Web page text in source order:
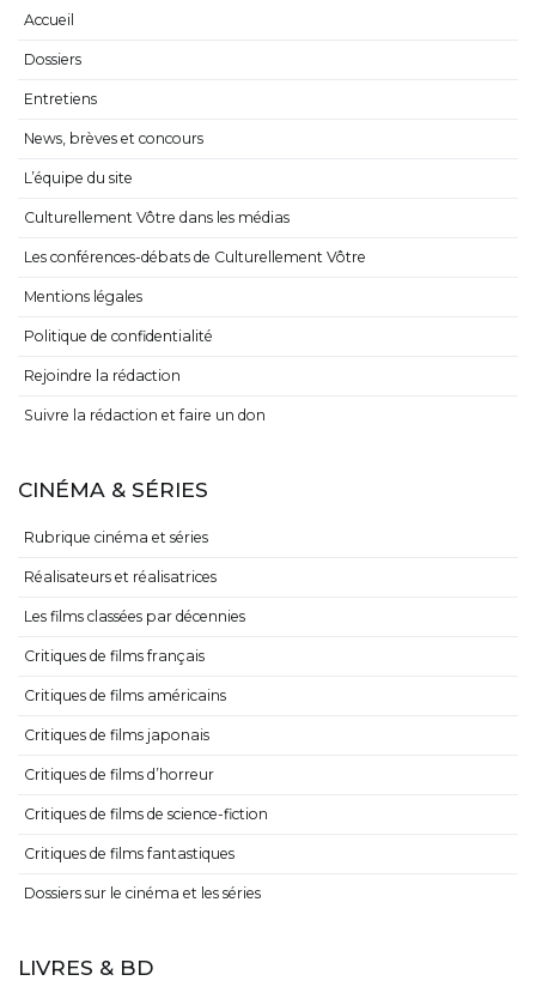
Accueil
Dossiers
Entretiens
News, brèves et concours
L’équipe du site
Culturellement Vôtre dans les médias
Les conférences-débats de Culturellement Vôtre
Mentions légales
Politique de confidentialité
Rejoindre la rédaction
Suivre la rédaction et faire un don
CINÉMA & SÉRIES
Rubrique cinéma et séries
Réalisateurs et réalisatrices
Les films classées par décennies
Critiques de films français
Critiques de films américains
Critiques de films japonais
Critiques de films d’horreur
Critiques de films de science-fiction
Critiques de films fantastiques
Dossiers sur le cinéma et les séries
LIVRES & BD